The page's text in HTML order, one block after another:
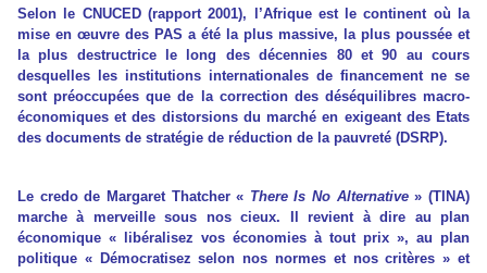
Selon le CNUCED (rapport 2001), l’Afrique est le continent où la
mise en œuvre des PAS a été la plus massive, la plus poussée et
la plus destructrice le long des décennies 80 et 90 au cours
desquelles les institutions internationales de financement ne se
sont préoccupées que de la correction des déséquilibres macro-
économiques et des distorsions du marché en exigeant des Etats
des documents de stratégie de réduction de la pauvreté (DSRP).
Le credo de Margaret Thatcher « There Is No Alternative» (TINA)
marche à merveille sous nos cieux. Il revient à dire au plan
économique « libéralisez vos économies à tout prix », au plan
politique « Démocratisez selon nos normes et nos critères » et